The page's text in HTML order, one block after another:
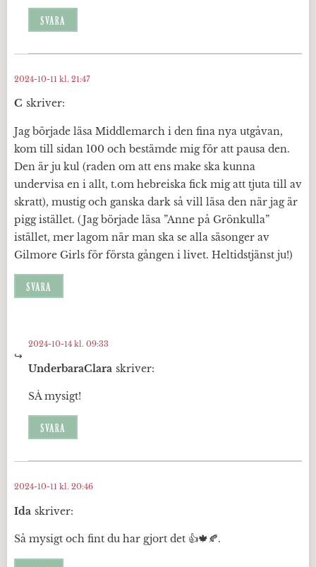
SVARA
C skriver:
2024-10-11 kl. 21:47
Jag började läsa Middlemarch i den fina nya utgåvan,
kom till sidan 100 och bestämde mig för att pausa den.
Den är ju kul (raden om att ens make ska kunna
undervisa en i allt, t.om hebreiska fick mig att tjuta till av
skratt), mustig och ganska dark så vill läsa den när jag är
pigg istället. (Jag började läsa ”Anne på Grönkulla”
istället, mer lagom när man ska se alla säsonger av
Gilmore Girls för första gången i livet. Heltidstjänst ju!)
SVARA
UnderbaraClara skriver:
2024-10-14 kl. 09:33
SÅ mysigt!
SVARA
Ida skriver:
2024-10-11 kl. 20:46
Så mysigt och fint du har gjort det 👍🍁🍂.